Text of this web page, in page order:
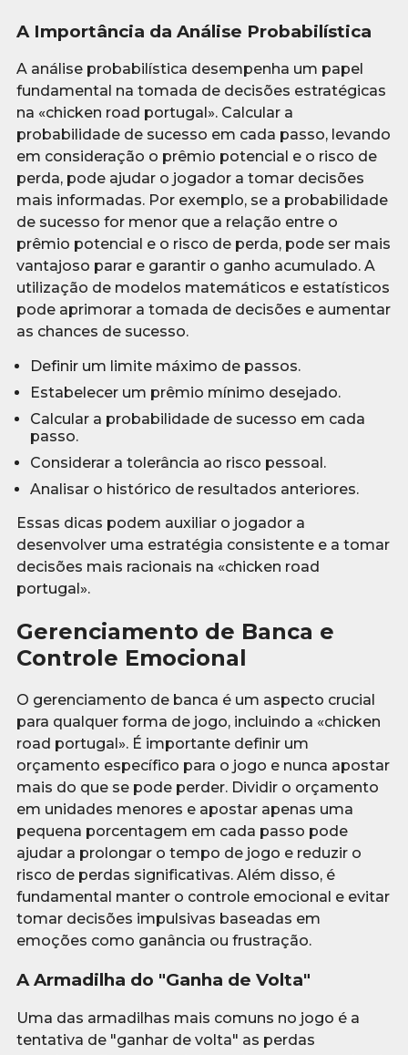
A Importância da Análise Probabilística
A análise probabilística desempenha um papel
fundamental na tomada de decisões estratégicas
na «chicken road portugal». Calcular a
probabilidade de sucesso em cada passo, levando
em consideração o prêmio potencial e o risco de
perda, pode ajudar o jogador a tomar decisões
mais informadas. Por exemplo, se a probabilidade
de sucesso for menor que a relação entre o
prêmio potencial e o risco de perda, pode ser mais
vantajoso parar e garantir o ganho acumulado. A
utilização de modelos matemáticos e estatísticos
pode aprimorar a tomada de decisões e aumentar
as chances de sucesso.
Definir um limite máximo de passos.
Estabelecer um prêmio mínimo desejado.
Calcular a probabilidade de sucesso em cada
passo.
Considerar a tolerância ao risco pessoal.
Analisar o histórico de resultados anteriores.
Essas dicas podem auxiliar o jogador a
desenvolver uma estratégia consistente e a tomar
decisões mais racionais na «chicken road
portugal».
Gerenciamento de Banca e
Controle Emocional
O gerenciamento de banca é um aspecto crucial
para qualquer forma de jogo, incluindo a «chicken
road portugal». É importante definir um
orçamento específico para o jogo e nunca apostar
mais do que se pode perder. Dividir o orçamento
em unidades menores e apostar apenas uma
pequena porcentagem em cada passo pode
ajudar a prolongar o tempo de jogo e reduzir o
risco de perdas significativas. Além disso, é
fundamental manter o controle emocional e evitar
tomar decisões impulsivas baseadas em
emoções como ganância ou frustração.
A Armadilha do "Ganha de Volta"
Uma das armadilhas mais comuns no jogo é a
tentativa de "ganhar de volta" as perdas